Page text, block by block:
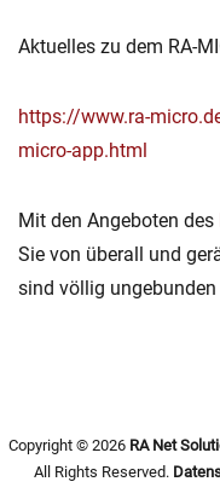
Aktuelles zu dem RA-
https://www.ra-
micro-app.html
Mit den Angeboten des
Sie von überall und
sind völlig
Copyright © 2026 RA Net
All Rights Reserved.